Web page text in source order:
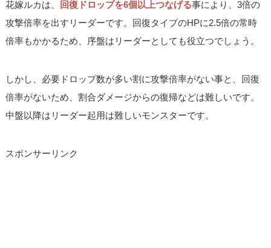
花嫁ルカは、 回復ドロップを6個以上つなげる事により、3倍の
攻撃倍率を出すリーダーです。回復タイプのHPに2.5倍の常時
倍率もかかるため、序盤はリーダーとしても役立つでしょう。
しかし、必要ドロップ数が多い割に攻撃倍率がない事と、回復
倍率がないため、割合ダメージからの復帰などは難しいです。
中盤以降はリーダー起用は難しいモンスターです。
スポンサーリンク